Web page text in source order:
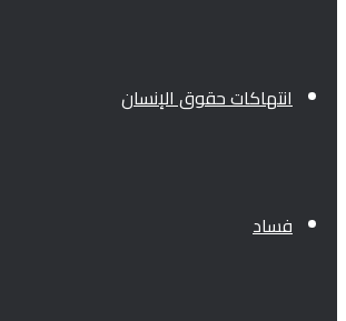
انتهاكات حقوق الإنسان
فساد